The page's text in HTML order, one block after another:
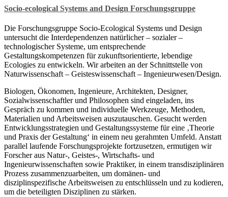
Socio-ecological Systems and Design Forschungsgruppe
Die Forschungsgruppe Socio-Ecological Systems und Design
untersucht die Interdependenzen natürlicher – sozialer –
technologischer Systeme, um entsprechende
Gestaltungskompetenzen für zukunftsorientierte, lebendige
Ecologies zu entwickeln. Wir arbeiten an der Schnittstelle von
Naturwissenschaft – Geisteswissenschaft – Ingenieurwesen/Design.
Biologen, Ökonomen, Ingenieure, Architekten, Designer,
Sozialwissenschaftler und Philosophen sind eingeladen, ins
Gespräch zu kommen und individuelle Werkzeuge, Methoden,
Materialien und Arbeitsweisen auszutauschen. Gesucht werden
Entwicklungsstrategien und Gestaltungssysteme für eine ‚Theorie
und Praxis der Gestaltung‘ in einem neu gerahmten Umfeld. Anstatt
parallel laufende Forschungsprojekte fortzusetzen, ermutigen wir
Forscher aus Natur-, Geistes-, Wirtschafts- und
Ingenieurwissenschaften sowie Praktiker, in einem transdisziplinären
Prozess zusammenzuarbeiten, um domänen- und
disziplinspezifische Arbeitsweisen zu entschlüsseln und zu kodieren,
um die beteiligten Disziplinen zu stärken.